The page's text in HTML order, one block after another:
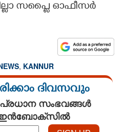
സപ്ലൈ ഓഫീസർ
, KANNUR
ദിവസവും
സംഭവങ്ങൾ
ഇൻബോക്സിൽ